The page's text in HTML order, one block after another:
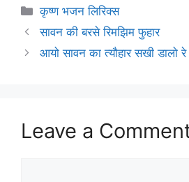
Categories
कृष्ण भजन लिरिक्स
सावन की बरसे रिमझिम फुहार
आयो सावन का त्यौहार सखी डालो
Leave a